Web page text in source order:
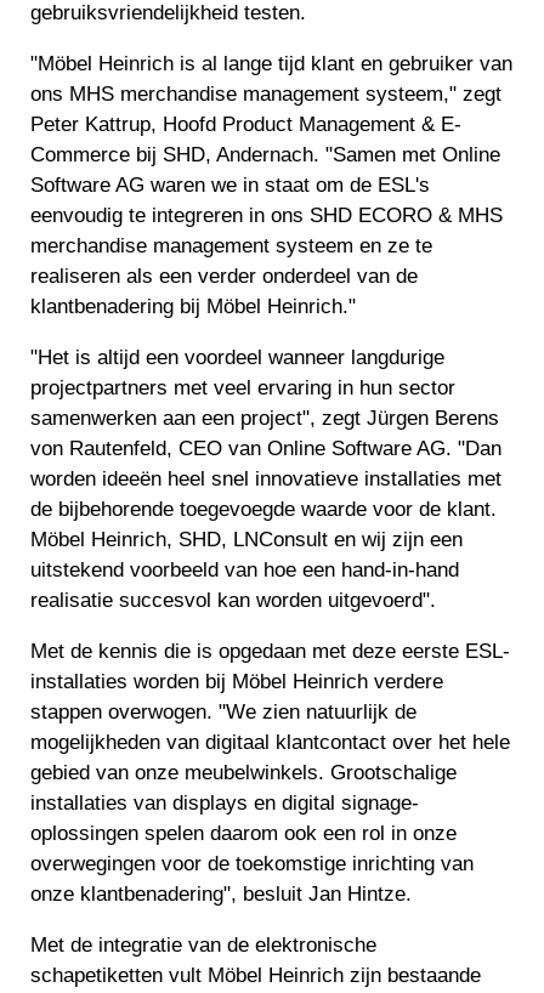
gebruiksvriendelijkheid testen.
"Möbel Heinrich is al lange tijd klant en gebruiker van
ons MHS merchandise management systeem," zegt
Peter Kattrup, Hoofd Product Management & E-
Commerce bij SHD, Andernach. "Samen met Online
Software AG waren we in staat om de ESL's
eenvoudig te integreren in ons SHD ECORO & MHS
merchandise management systeem en ze te
realiseren als een verder onderdeel van de
klantbenadering bij Möbel Heinrich."
"Het is altijd een voordeel wanneer langdurige
projectpartners met veel ervaring in hun sector
samenwerken aan een project", zegt Jürgen Berens
von Rautenfeld, CEO van Online Software AG. "Dan
worden ideeën heel snel innovatieve installaties met
de bijbehorende toegevoegde waarde voor de klant.
Möbel Heinrich, SHD, LNConsult en wij zijn een
uitstekend voorbeeld van hoe een hand-in-hand
realisatie succesvol kan worden uitgevoerd".
Met de kennis die is opgedaan met deze eerste ESL-
installaties worden bij Möbel Heinrich verdere
stappen overwogen. "We zien natuurlijk de
mogelijkheden van digitaal klantcontact over het hele
gebied van onze meubelwinkels. Grootschalige
installaties van displays en digital signage-
oplossingen spelen daarom ook een rol in onze
overwegingen voor de toekomstige inrichting van
onze klantbenadering", besluit Jan Hintze.
Met de integratie van de elektronische
schapetiketten vult Möbel Heinrich zijn bestaande